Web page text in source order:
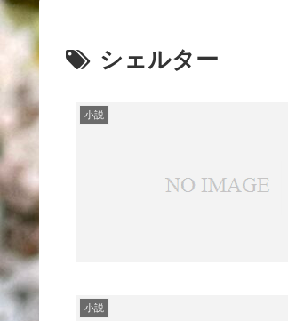
シェルター
小説
小説